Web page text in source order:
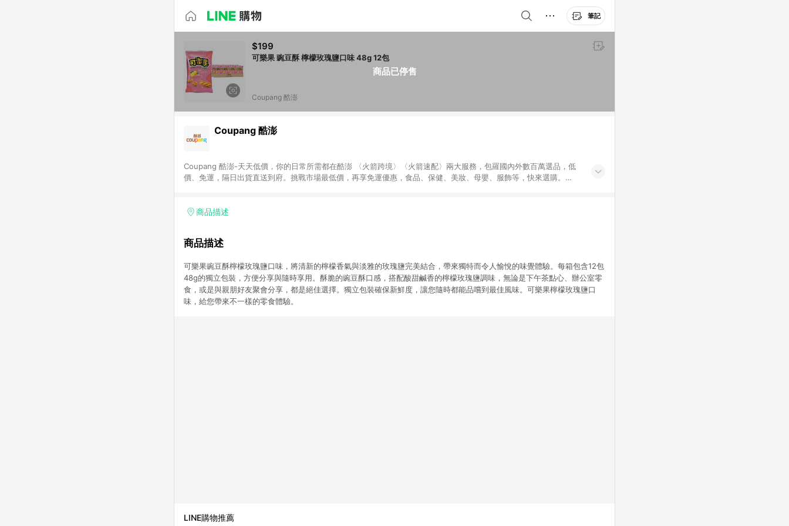
筆記
商品已停售
$199
可樂果 豌豆酥 檸檬玫瑰鹽口味 48g 12包
Coupang 酷澎
Coupang 酷澎
Coupang 酷澎-天天低價，你的日常所需都在酷澎 〈火箭跨境〉〈火箭速配〉兩大服務，包羅國內外數百萬選品，低
價、免運，隔日出貨直送到府。挑戰市場最低價，再享免運優惠，食品、保健、美妝、母嬰、服飾等，快來選購。
商品描述
商品描述
可樂果豌豆酥檸檬玫瑰鹽口味，將清新的檸檬香氣與淡雅的玫瑰鹽完美結合，帶來獨特而令人愉悅的味覺體驗。每箱包含12包
48g的獨立包裝，方便分享與隨時享用。酥脆的豌豆酥口感，搭配酸甜鹹香的檸檬玫瑰鹽調味，無論是下午茶點心、辦公室零
食，或是與親朋好友聚會分享，都是絕佳選擇。獨立包裝確保新鮮度，讓您隨時都能品嚐到最佳風味。可樂果檸檬玫瑰鹽口
味，給您帶來不一樣的零食體驗。
LINE購物推薦